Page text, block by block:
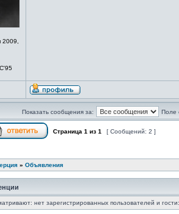
2009,
Показать сообщения за: Поле
Страница 1 из 1 [ Сообщений: 2 ]
» Объявления
нет зарегистрированных пользователей и